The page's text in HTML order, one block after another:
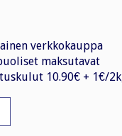
verkkokauppa
maksutavat
10.90€ + 1€/